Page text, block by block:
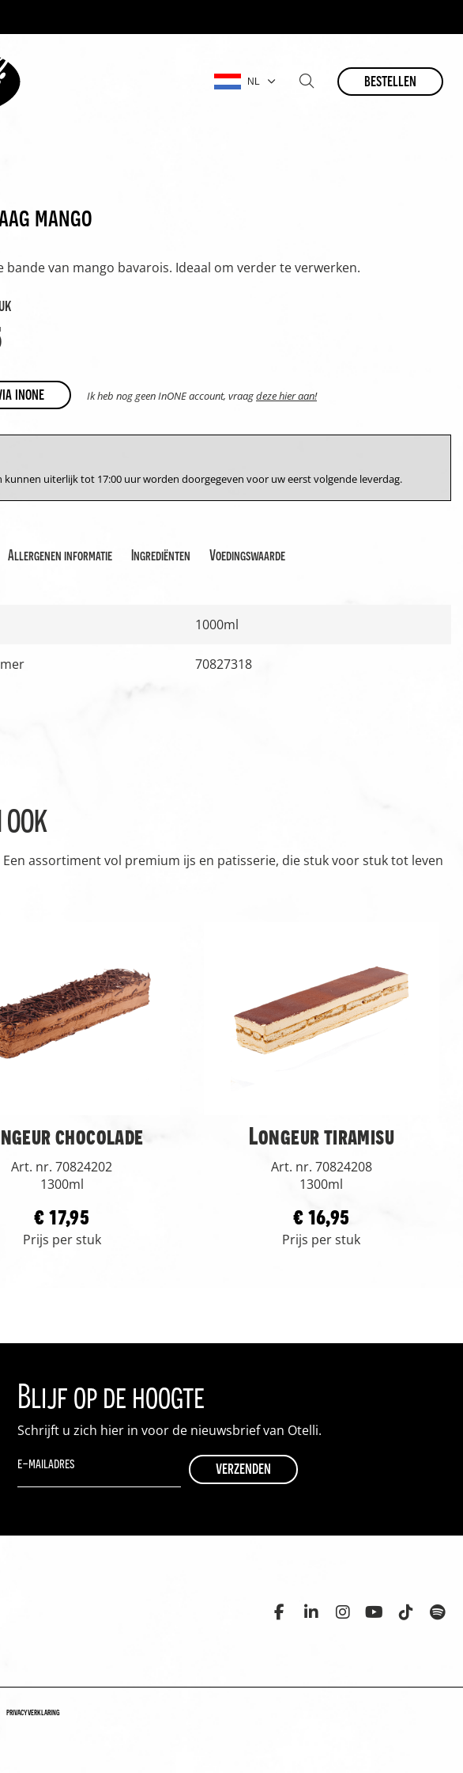
NL bestellen
mango
bande van mango bavarois. Ideaal om verder te verwerken.
inone Ik heb nog geen InONE account, vraagdeze hier aan!
kunnen uiterlijk tot 17:00 uur worden doorgegeven voor uw eerst volgende leverdag.
Allergenen informatie Ingrediënten Voedingswaarde
1000ml
70827318
assortiment vol premium ijs en patisserie, die stuk voor stuk tot leven
chocolade
Art. nr. 70824202
1300ml
€ 17,95
Prijs per stuk
Longeur tiramisu
Art. nr. 70824208
1300ml
€ 16,95
Prijs per stuk
Blijf op de hoogte
Schrijft u zich hier in voor de nieuwsbrief van Otelli.
privacyverklaring